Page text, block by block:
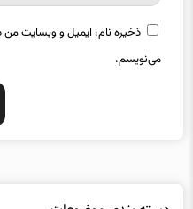
ذخیره نام، ایمیل و وبسایت من